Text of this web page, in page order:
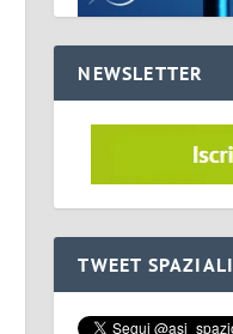
NEWSLETTER
TWEET SPAZIALI